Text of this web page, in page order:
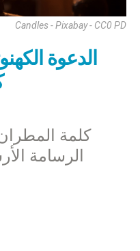
Candles - Pixabay - CC0 PD
الدعوة
كلمة
الرسامة